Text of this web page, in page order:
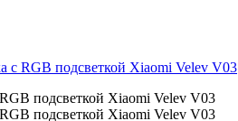
с RGB подсветкой Xiaomi Velev V03